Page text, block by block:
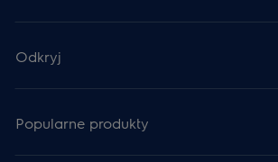
Odkryj
Popularne produkty